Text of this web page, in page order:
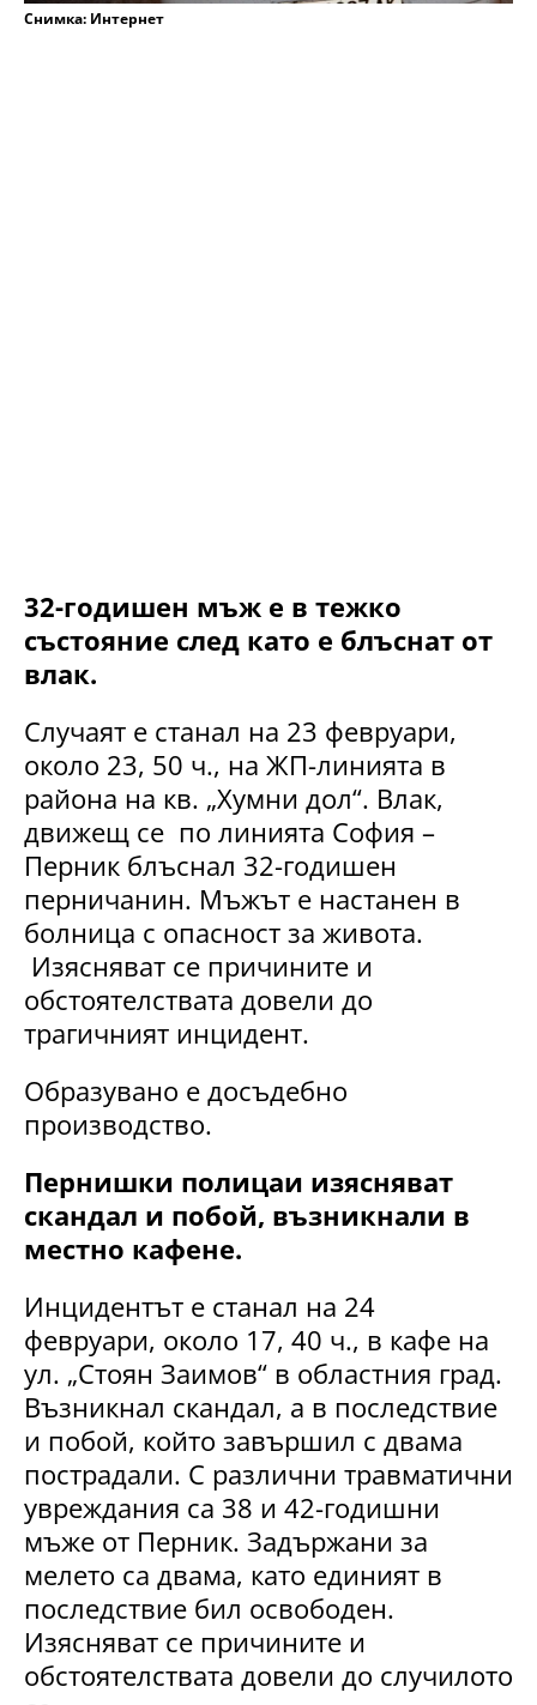
Снимка: Интернет
32-годишен мъж е в тежко
състояние след като е блъснат от
влак.
Случаят е станал на 23 февруари,
около 23, 50 ч., на ЖП-линията в
района на кв. „Хумни дол“. Влак,
движещ се по линията София –
Перник блъснал 32-годишен
перничанин. Мъжът е настанен в
болница с опасност за живота.
Изясняват се причините и
обстоятелствата довели до
трагичният инцидент.
Образувано е досъдебно
производство.
Пернишки полицаи изясняват
скандал и побой, възникнали в
местно кафене.
Инцидентът е станал на 24
февруари, около 17, 40 ч., в кафе на
ул. „Стоян Заимов“ в областния град.
Възникнал скандал, а в последствие
и побой, който завършил с двама
пострадали. С различни травматични
увреждания са 38 и 42-годишни
мъже от Перник. Задържани за
мелето са двама, като единият в
последствие бил освободен.
Изясняват се причините и
обстоятелствата довели до случилото